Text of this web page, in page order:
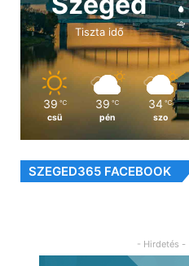
Tiszta idő
39 ℃
csü
39 ℃
pén
34 ℃
szo
SZEGED365 FACEBOOK
- Hirdetés -